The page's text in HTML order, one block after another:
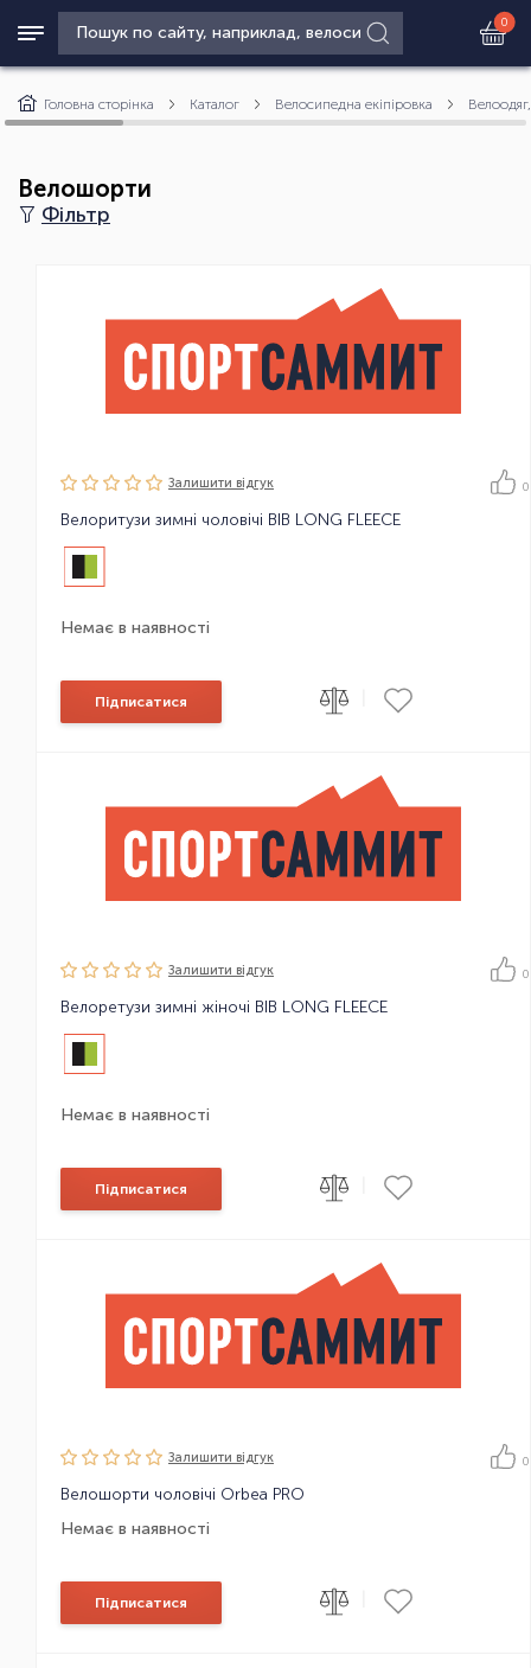
0
Головна сторінка Каталог Велосипедна екіпіровка
Велошорти
Фільтр
Залишити вiдгук 0
Велоритузи зимні чоловічі BIB LONG FLEECE
Немає в наявності
Підписатися
Залишити вiдгук 0
Велоретузи зимні жіночі BIB LONG FLEECE
Немає в наявності
Підписатися
Залишити вiдгук 0
Велошорти чоловічі Orbea PRO
Немає в наявності
Підписатися